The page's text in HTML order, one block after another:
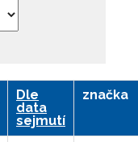
Dle
data
sejmutí
značka